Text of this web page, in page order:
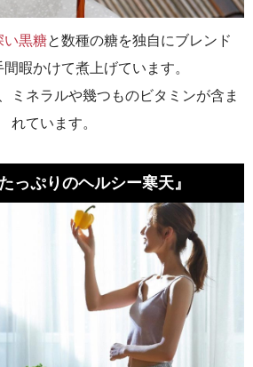
い黒糖と数種の糖を独自にブレンド
暇かけて煮上げています。
ミネラルや幾つものビタミンが含ま
れています。
っぷりのヘルシー寒天』